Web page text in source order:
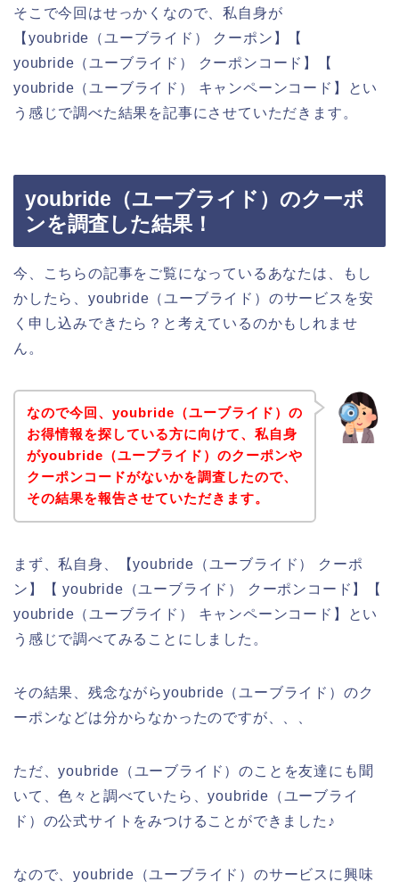
そこで今回はせっかくなので、私自身が
【youbride（ユーブライド） クーポン】【
youbride（ユーブライド） クーポンコード】【
youbride（ユーブライド） キャンペーンコード】とい
う感じで調べた結果を記事にさせていただきます。
youbride（ユーブライド）のクーポ
ンを調査した結果！
今、こちらの記事をご覧になっているあなたは、もし
かしたら、youbride（ユーブライド）のサービスを安
く申し込みできたら？と考えているのかもしれませ
ん。
なので今回、youbride（ユーブライド）の
お得情報を探している方に向けて、私自身
がyoubride（ユーブライド）のクーポンや
クーポンコードがないかを調査したので、
その結果を報告させていただきます。
まず、私自身、【youbride（ユーブライド） クーポ
ン】【 youbride（ユーブライド） クーポンコード】【
youbride（ユーブライド） キャンペーンコード】とい
う感じで調べてみることにしました。
その結果、残念ながらyoubride（ユーブライド）のク
ーポンなどは分からなかったのですが、、、
ただ、youbride（ユーブライド）のことを友達にも聞
いて、色々と調べていたら、youbride（ユーブライ
ド）の公式サイトをみつけることができました♪
なので、youbride（ユーブライド）のサービスに興味